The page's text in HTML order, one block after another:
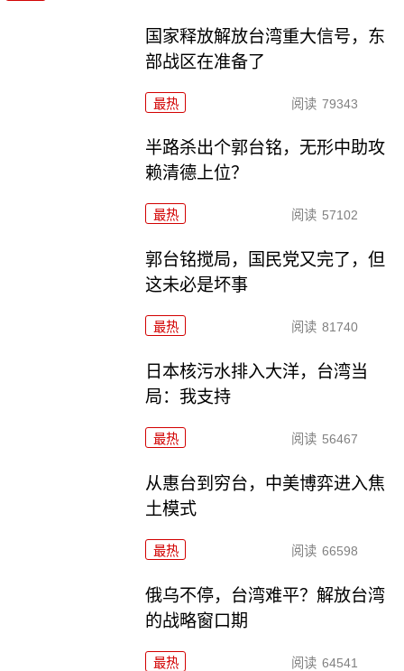
国家释放解放台湾重大信号，东
部战区在准备了
最热 阅读 79343
半路杀出个郭台铭，无形中助攻
赖清德上位？
最热 阅读 57102
郭台铭搅局，国民党又完了，但
这未必是坏事
最热 阅读 81740
日本核污水排入大洋，台湾当
局：我支持
最热 阅读 56467
从惠台到穷台，中美博弈进入焦
土模式
最热 阅读 66598
俄乌不停，台湾难平？解放台湾
的战略窗口期
最热 阅读 64541